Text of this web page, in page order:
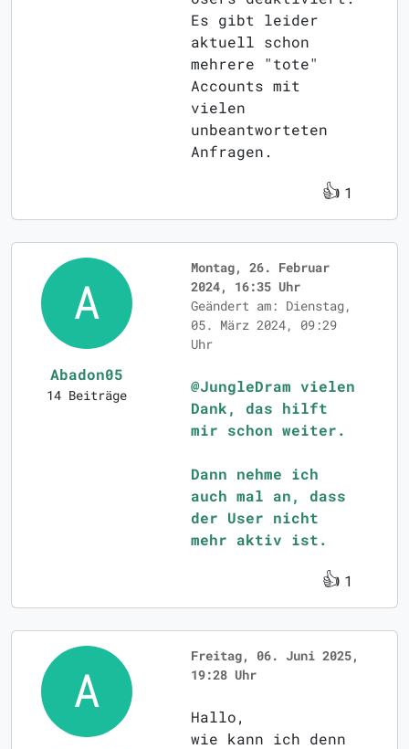
Es gibt leider
aktuell schon
mehrere "tote"
Accounts mit
vielen
unbeantworteten
Anfragen.
👍 1
Abadon05
14 Beiträge
Montag, 26. Februar
2024, 16:35 Uhr
Geändert am: Dienstag,
05. März 2024, 09:29
Uhr
@JungleDram vielen
Dank, das hilft
mir schon weiter.
Dann nehme ich
auch mal an, dass
der User nicht
mehr aktiv ist.
👍 1
Freitag, 06. Juni 2025,
19:28 Uhr
Hallo,
wie kann ich denn